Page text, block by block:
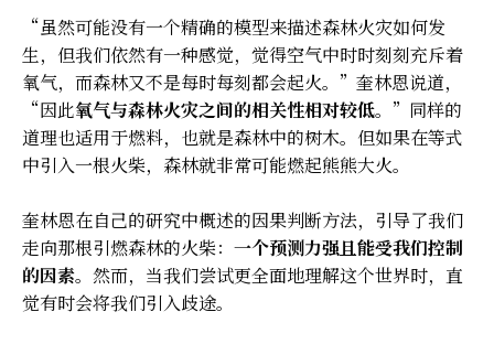
“虽然可能没有一个精确的模型来描述森林火灾如何发
生，但我们依然有一种感觉，觉得空气中时时刻刻充斥着
氧气，而森林又不是每时每刻都会起火。”奎林恩说道，
“因此氧气与森林火灾之间的相关性相对较低。”同样的
道理也适用于燃料，也就是森林中的树木。但如果在等式
中引入一根火柴，森林就非常可能燃起熊熊大火。
奎林恩在自己的研究中概述的因果判断方法，引导了我们
走向那根引燃森林的火柴： 一个预测力强且能受我们控制
的因素。然而，当我们尝试更全面地理解这个世界时，直
觉有时会将我们引入歧途。